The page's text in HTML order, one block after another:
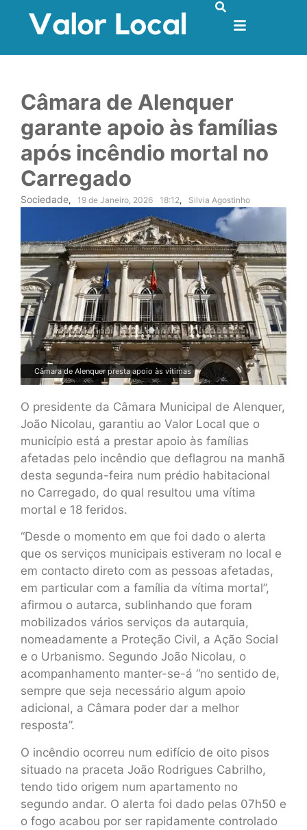
Câmara de Alenquer
garante apoio às famílias
após incêndio mortal no
Carregado
Sociedade, 19 de Janeiro, 2026 18:12, Silvia Agostinho
Câmara de Alenquer presta apoio às vítimas
O presidente da Câmara Municipal de Alenquer,
João Nicolau, garantiu ao Valor Local que o
município está a prestar apoio às famílias
afetadas pelo incêndio que deflagrou na manhã
desta segunda-feira num prédio habitacional
no Carregado, do qual resultou uma vítima
mortal e 18 feridos.
“Desde o momento em que foi dado o alerta
que os serviços municipais estiveram no local e
em contacto direto com as pessoas afetadas,
em particular com a família da vítima mortal”,
afirmou o autarca, sublinhando que foram
mobilizados vários serviços da autarquia,
nomeadamente a Proteção Civil, a Ação Social
e o Urbanismo. Segundo João Nicolau, o
acompanhamento manter-se-á “no sentido de,
sempre que seja necessário algum apoio
adicional, a Câmara poder dar a melhor
resposta”.
O incêndio ocorreu num edifício de oito pisos
situado na praceta João Rodrigues Cabrilho,
tendo tido origem num apartamento no
segundo andar. O alerta foi dado pelas 07h50 e
o fogo acabou por ser rapidamente controlado